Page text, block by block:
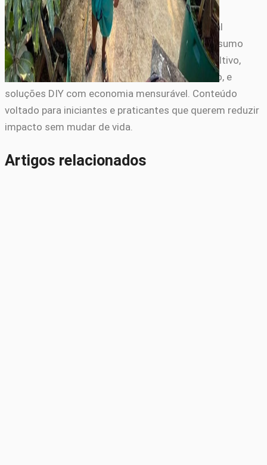
agricultura urbana, decoração eco-friendly com
materiais reciclados, gestão de água residencial
(cisternas, reuso, dessalinização caseira) e consumo
consciente. Cobrimos passos detalhados de cultivo,
espécies tropicais adaptadas ao clima brasileiro, e
soluções DIY com economia mensurável. Conteúdo
voltado para iniciantes e praticantes que querem reduzir
impacto sem mudar de vida.
Artigos relacionados